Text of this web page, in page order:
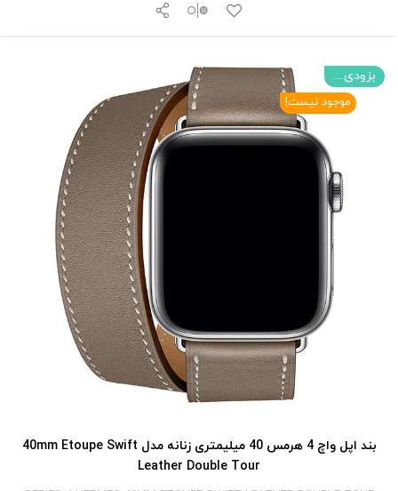
بزودی....
موجود نیست!
بند اپل واچ 4 هرمس 40 میلیمتری زنانه مدل 40mm Etoupe Swift
Leather Double Tour